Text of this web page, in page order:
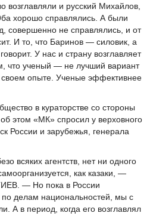
возглавляли и русский Михайлов,
хорошо справлялись. А были
совершенно не справлялись, и от
И то, что Баринов — силовик, а
У нас и страну возглавляет
что ученый — не лучший вариант
своем опыте. Ученые эффективнее
в кураторстве со стороны
этом «МК» спросил у верховного
России и зарубежья, генерала
всяких агентств, нет ни одного
как казаки, —
— Но пока в России
делам национальностей, мы с
А в период, когда его возглавлял